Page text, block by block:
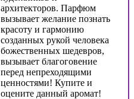
архитекторов. Парфюм
вызывает желание познать
красоту и гармонию
созданных рукой человека
божественных шедевров,
вызывает благоговение
перед непреходящими
ценностями! Купите и
оцените данный аромат!